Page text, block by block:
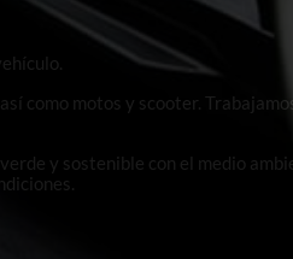
como motos y scooter.
y sostenible con el medio